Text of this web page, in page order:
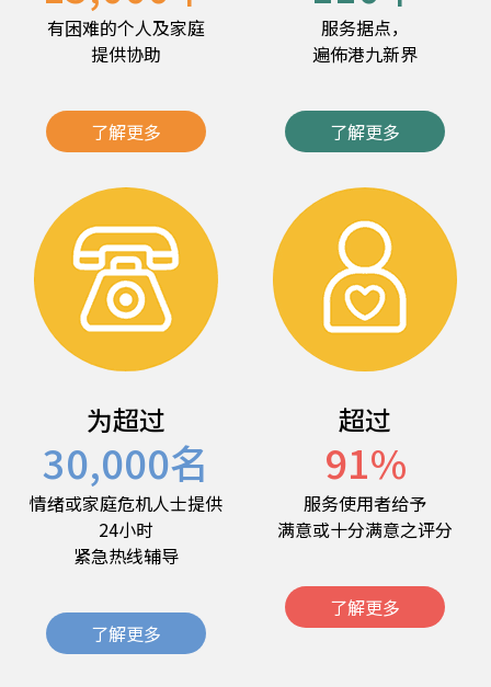
有困难的个人及家庭
提供协助
了解更多
服务据点，
遍佈港九新界
了解更多
为超过
30,000名
情绪或家庭危机人士提供
24小时
紧急热线辅导
了解更多
超过
91%
服务使用者给予
满意或十分满意之评分
了解更多